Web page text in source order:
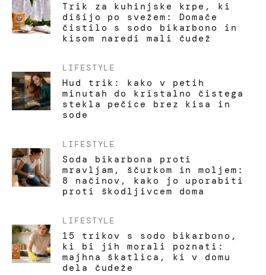
Trik za kuhinjske krpe, ki
dišijo po svežem: Domače
čistilo s sodo bikarbono in
kisom naredi mali čudež
LIFESTYLE
Hud trik: kako v petih
minutah do kristalno čistega
stekla pečice brez kisa in
sode
LIFESTYLE
Soda bikarbona proti
mravljam, ščurkom in moljem:
8 načinov, kako jo uporabiti
proti škodljivcem doma
LIFESTYLE
15 trikov s sodo bikarbono,
ki bi jih morali poznati:
majhna škatlica, ki v domu
dela čudeže